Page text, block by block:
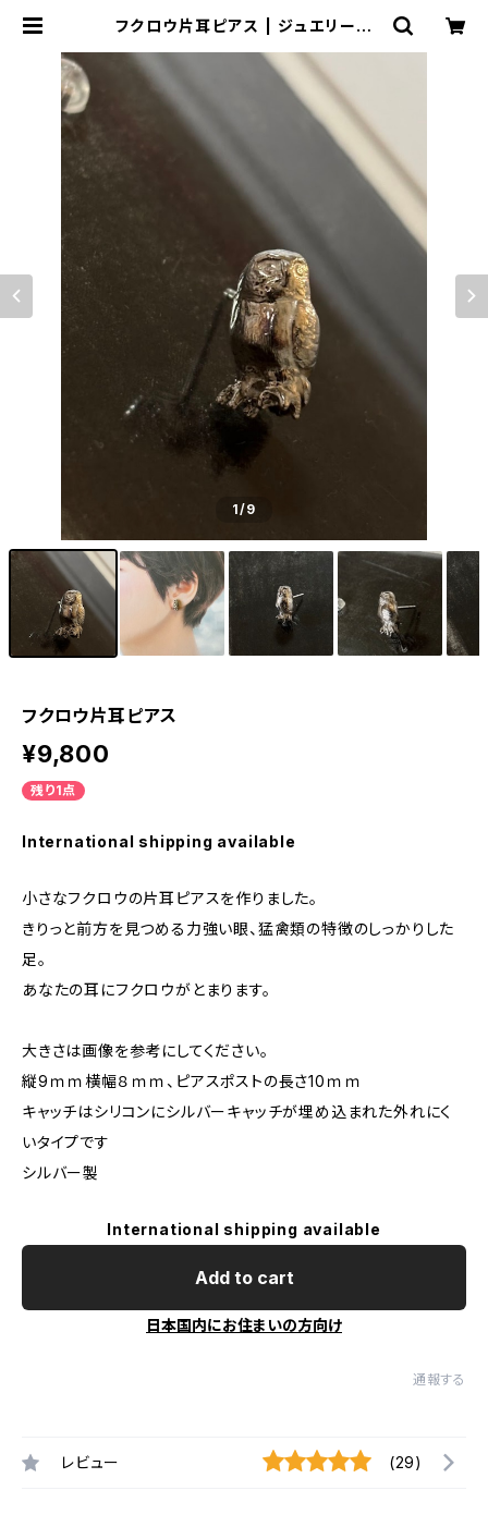
フクロウ片耳ピアス | ジュエリー工
1/9
フクロウ片耳ピアス
¥9,800
残り1点
International shipping available
小さなフクロウの片耳ピアスを作りました。
きりっと前方を見つめる力強い眼、猛禽類の特徴のしっかりした
足。
あなたの耳にフクロウがとまります。
大きさは画像を参考にしてください。
縦9ｍｍ横幅８ｍｍ、ピアスポストの長さ10ｍｍ
キャッチはシリコンにシルバーキャッチが埋め込まれた外れにく
いタイプです
シルバー製
International shipping available
Add to cart
日本国内にお住まいの方向け
通報する
レビュー (29)